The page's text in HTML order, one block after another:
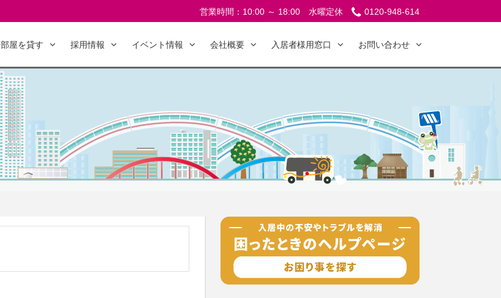
営業時間：10:00 ～ 18:00 水曜定休 0120-948-614
部屋を貸す 採用情報 イベント情報 会社概要 入居者様用窓口 お問い合わせ